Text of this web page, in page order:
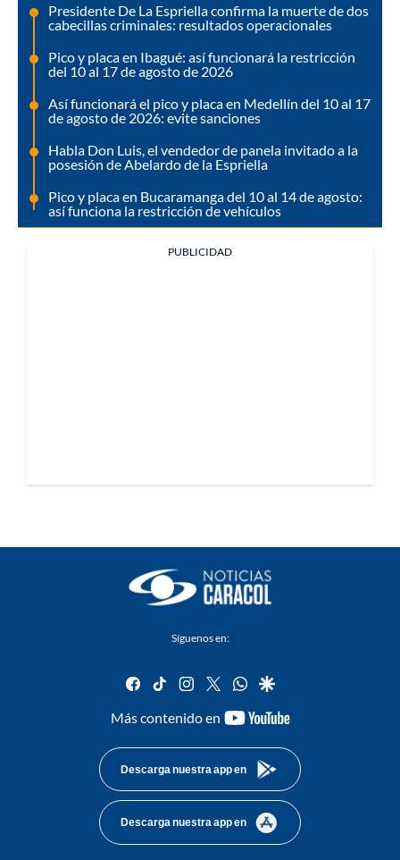
Presidente De La Espriella confirma la muerte de dos
cabecillas criminales: resultados operacionales
Pico y placa en Ibagué: así funcionará la restricción
del 10 al 17 de agosto de 2026
Así funcionará el pico y placa en Medellín del 10 al 17
de agosto de 2026: evite sanciones
Habla Don Luis, el vendedor de panela invitado a la
posesión de Abelardo de la Espriella
Pico y placa en Bucaramanga del 10 al 14 de agosto:
así funciona la restricción de vehículos
PUBLICIDAD
Síguenos en:
facebook
tiktok instagram
twitterwhatsapp
google
Más contenido en
youtube-
Descarga nuestra app en
Descarga nuestra app en